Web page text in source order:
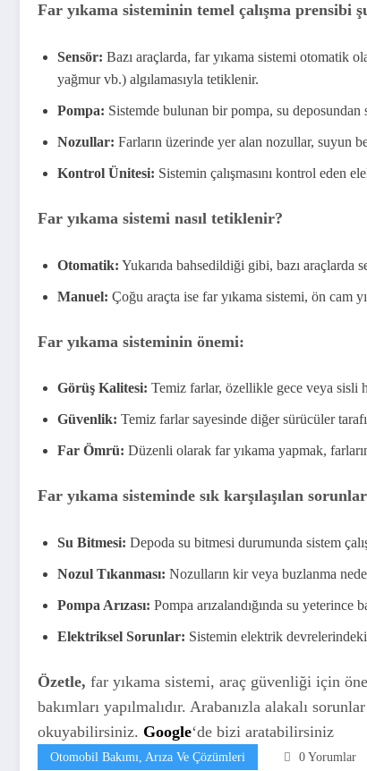
Far yıkama sisteminin temel çalışma prensibi
Sensör: Bazı araçlarda, far yıkama sistemi otomatik
yağmur vb.) algılamasıyla tetiklenir.
Pompa: Sistemde bulunan bir pompa, su
Nozullar: Farların üzerinde yer alan nozullar, suyun
Kontrol Ünitesi: Sistemin çalışmasını kontrol eden
Far yıkama sistemi nasıl tetiklenir?
Otomatik: Yukarıda bahsedildiği gibi, bazı araçlarda
Manuel: Çoğu araçta ise far yıkama sistemi, ön cam
Far yıkama sisteminin önemi:
Görüş Kalitesi: Temiz farlar, özellikle gece veya sisli
Güvenlik: Temiz farlar sayesinde diğer sürücüler
Far Ömrü: Düzenli olarak far yıkama yapmak,
Far yıkama sisteminde sık karşılaşılan
Su Bitmesi: Depoda su bitmesi durumunda sistem
Nozul Tıkanması: Nozulların kir veya buzlanma
Pompa Arızası: Pompa arızalandığında su yeterince
Elektriksel Sorunlar: Sistemin elektrik devrelerindeki
Özetle, far yıkama sistemi, araç güvenliği için
bakımları yapılmalıdır. Arabanızla alakalı sorunlar
okuyabilirsiniz. Google‘de bizi aratabilirsiniz
Otomobil Bakımı, Arıza Ve Çözümleri 0 Yorumlar